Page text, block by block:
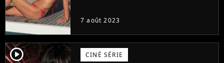
7 août 2023
player2 CINÉ SÉRIE